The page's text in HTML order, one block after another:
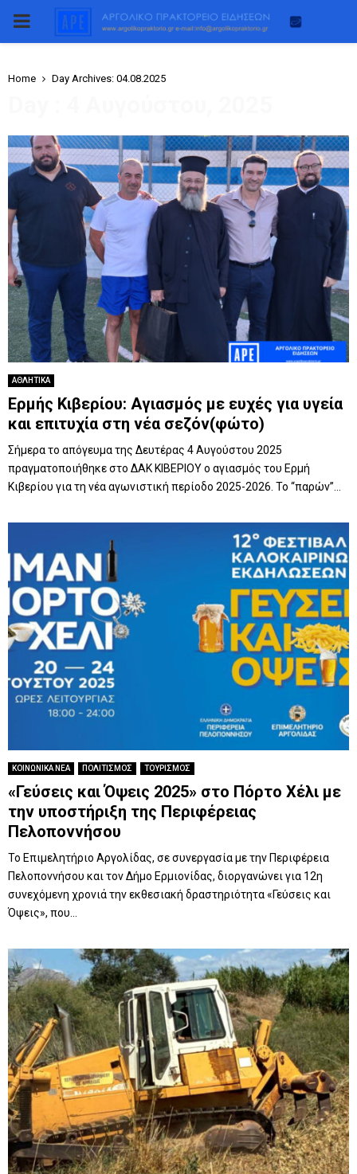
PRIMARY
Home Day Archives: 04.08.2025
ΑΘΛΗΤΙΚΑ
Ερμής Κιβερίου: Αγιασμός με ευχές για υγεία
και επιτυχία στη νέα σεζόν(φώτο)
Σήμερα το απόγευμα της Δευτέρας 4 Αυγούστου 2025
πραγματοποιήθηκε στο ΔΑΚ ΚΙΒΕΡΙΟΥ ο αγιασμός του Ερμή
Κιβερίου για τη νέα αγωνιστική περίοδο 2025-2026. Το “παρών”...
ΚΟΙΝΩΝΙΚΑ ΝΕΑ ΠΟΛΙΤΙΣΜΟΣ ΤΟΥΡΙΣΜΟΣ
«Γεύσεις και Όψεις 2025» στο Πόρτο Χέλι με
την υποστήριξη της Περιφέρειας
Πελοποννήσου
Το Επιμελητήριο Αργολίδας, σε συνεργασία με την Περιφέρεια
Πελοποννήσου και τον Δήμο Ερμιονίδας, διοργανώνει για 12η
συνεχόμενη χρονιά την εκθεσιακή δραστηριότητα «Γεύσεις και
Όψεις», που...